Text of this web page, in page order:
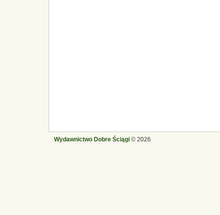
Wydawnictwo Dobre Ściągi © 2026